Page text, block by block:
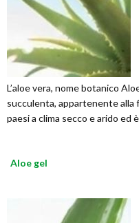
L’aloe vera, nome botanico
succulenta, appartenente alla
paesi a clima secco e arido ed
Aloe gel